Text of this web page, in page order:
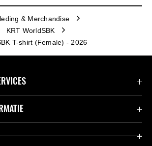
& Merchandise
KRT WorldSBK
T-shirt (Female) - 2026